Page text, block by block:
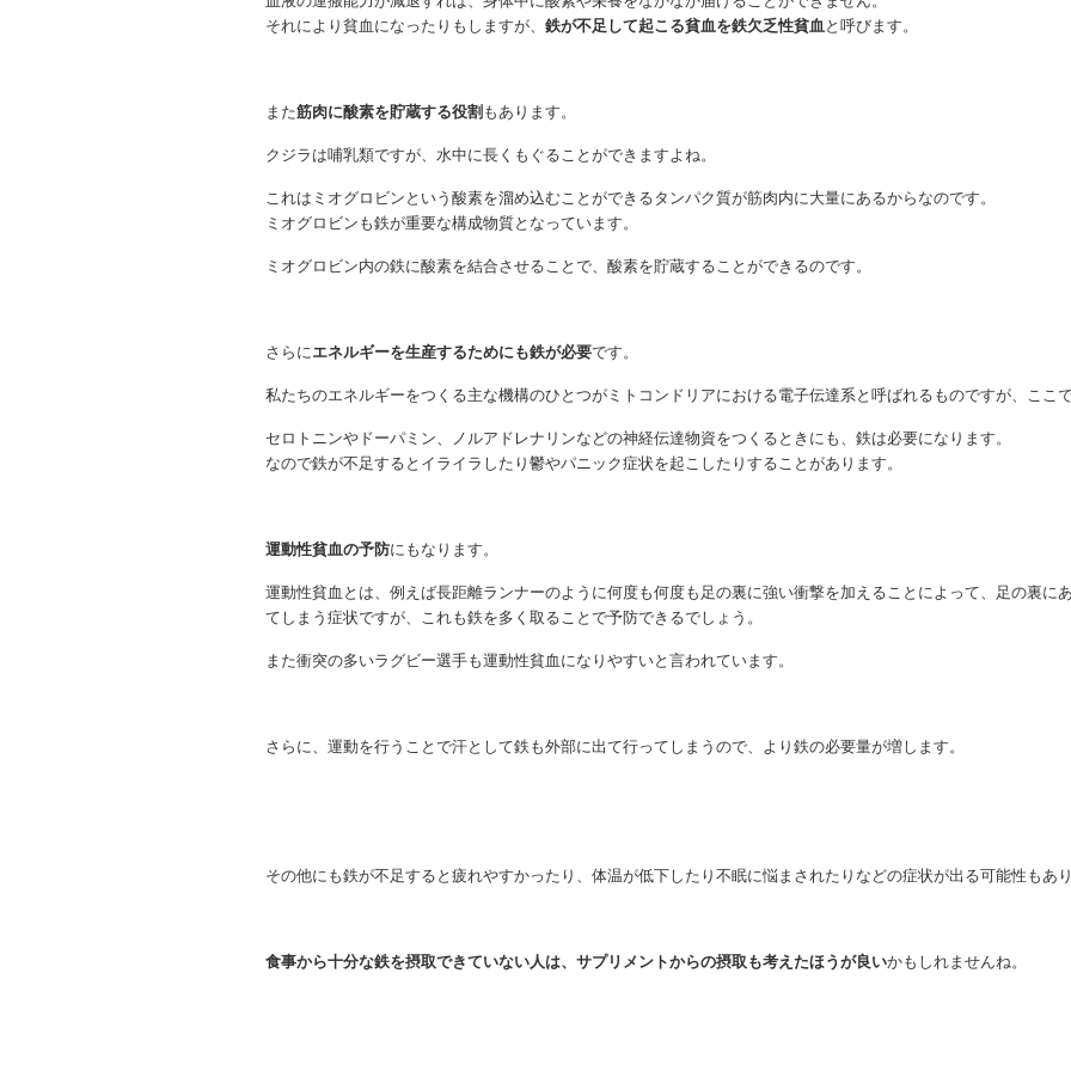
それにより貧血になったりもしますが、 鉄が不足して起こる貧血を鉄欠乏性貧血 と呼びます。
また筋肉に酸素を貯蔵する役割 もあります。
クジラは哺乳類ですが、水中に長くもぐることができますよね。
これはミオグロビンという酸素を溜め込むことができるタンパク質が筋肉内に大量にあるからなのです。
ミオグロビンも鉄が重要な構成物質となっています。
ミオグロビン内の鉄に酸素を結合させることで、酸素を貯蔵することができるのです。
さらにエネルギーを生産するためにも鉄が必要です。
私たちのエネルギーをつくる主な機構のひとつがミトコンドリアにおける電子伝達系と呼ばれるものですが、ここ
セロトニンやドーパミン、ノルアドレナリンなどの神経伝達物資をつくるときにも、鉄は必要になります。
なので鉄が不足するとイライラしたり鬱やパニック症状を起こしたりすることがあります。
運動性貧血の予防にもなります。
運動性貧血とは、例えば長距離ランナーのように何度も何度も足の裏に強い衝撃を加えることによって、足の裏に
てしまう症状ですが、これも鉄を多く取ることで予防できるでしょう。
また衝突の多いラグビー選手も運動性貧血になりやすいと言われています。
さらに、運動を行うことで汗として鉄も外部に出て行ってしまうので、より鉄の必要量が増します。
その他にも鉄が不足すると疲れやすかったり、体温が低下したり不眠に悩まされたりなどの症状が出る可能性もあり
食事から十分な鉄を摂取できていない人は、サプリメントからの摂取も考えたほうが良いかもしれませんね。